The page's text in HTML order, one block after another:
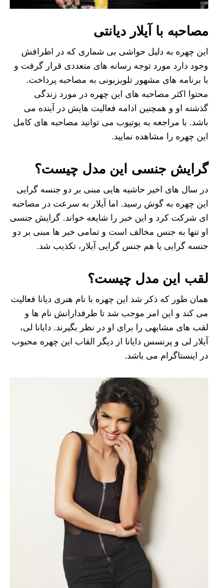
مصاحبه با آیلار دیانتی
این چهره به دلیل حواشی بی شماری که در اطرافش
وجود دارد مورد توجه رسانه های متعددی قرار گرفت و
با برنامه های مشهور تلویزیونی به مصاحبه پرداخت.
محتوا اکثر مصاحبه های این چهره در مورد زندگی
گذشته او و همچنین ادامه فعالیت هایش در آینده می
باشد. با مراجعه به یوتیوب می توانید مصاحبه های کامل
این چهره را مشاهده نمایید.
گرایش جنسی این مدل چیست؟
در سال های اخیر حاشیه هایی مبنی بر دو جنسه گرایی
این چهره به گوش رسید. اما آیلار به سرعت در مصاحبه
ای شرکت کرد و این خبر را شایعه خواند. گرایش جنسی
او تنها به جنس مخالف است و تمامی خبر ها مبنی بر دو
جنسه گرایی یا هم جنس گرایی آیلار، تکذیب شد.
لقب این مدل چیست؟
همان طور که ذکر شد این چهره با نام هنری دیانا فعالیت
می کند و این امر موجب شد تا طرفدارانش نام ها و
لقب های مشابهی را برای او در نظر بگیرند. دایانا لی،
آیلار لی و پرنسس دایانا از دیگر القاب این چهره محبوب
در اینستاگرام می باشد.